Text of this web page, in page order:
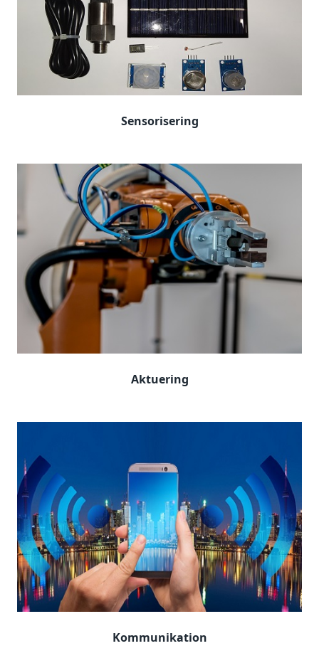
Sensorisering
Aktuering
Kommunikation